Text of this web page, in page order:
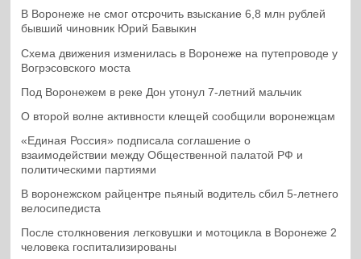
В Воронеже не смог отсрочить взыскание 6,8 млн рублей
бывший чиновник Юрий Бавыкин
Схема движения изменилась в Воронеже на путепроводе у
Вогрэсовского моста
Под Воронежем в реке Дон утонул 7-летний мальчик
О второй волне активности клещей сообщили воронежцам
«Единая Россия» подписала соглашение о
взаимодействии между Общественной палатой РФ и
политическими партиями
В воронежском райцентре пьяный водитель сбил 5-летнего
велосипедиста
После столкновения легковушки и мотоцикла в Воронеже 2
человека госпитализированы